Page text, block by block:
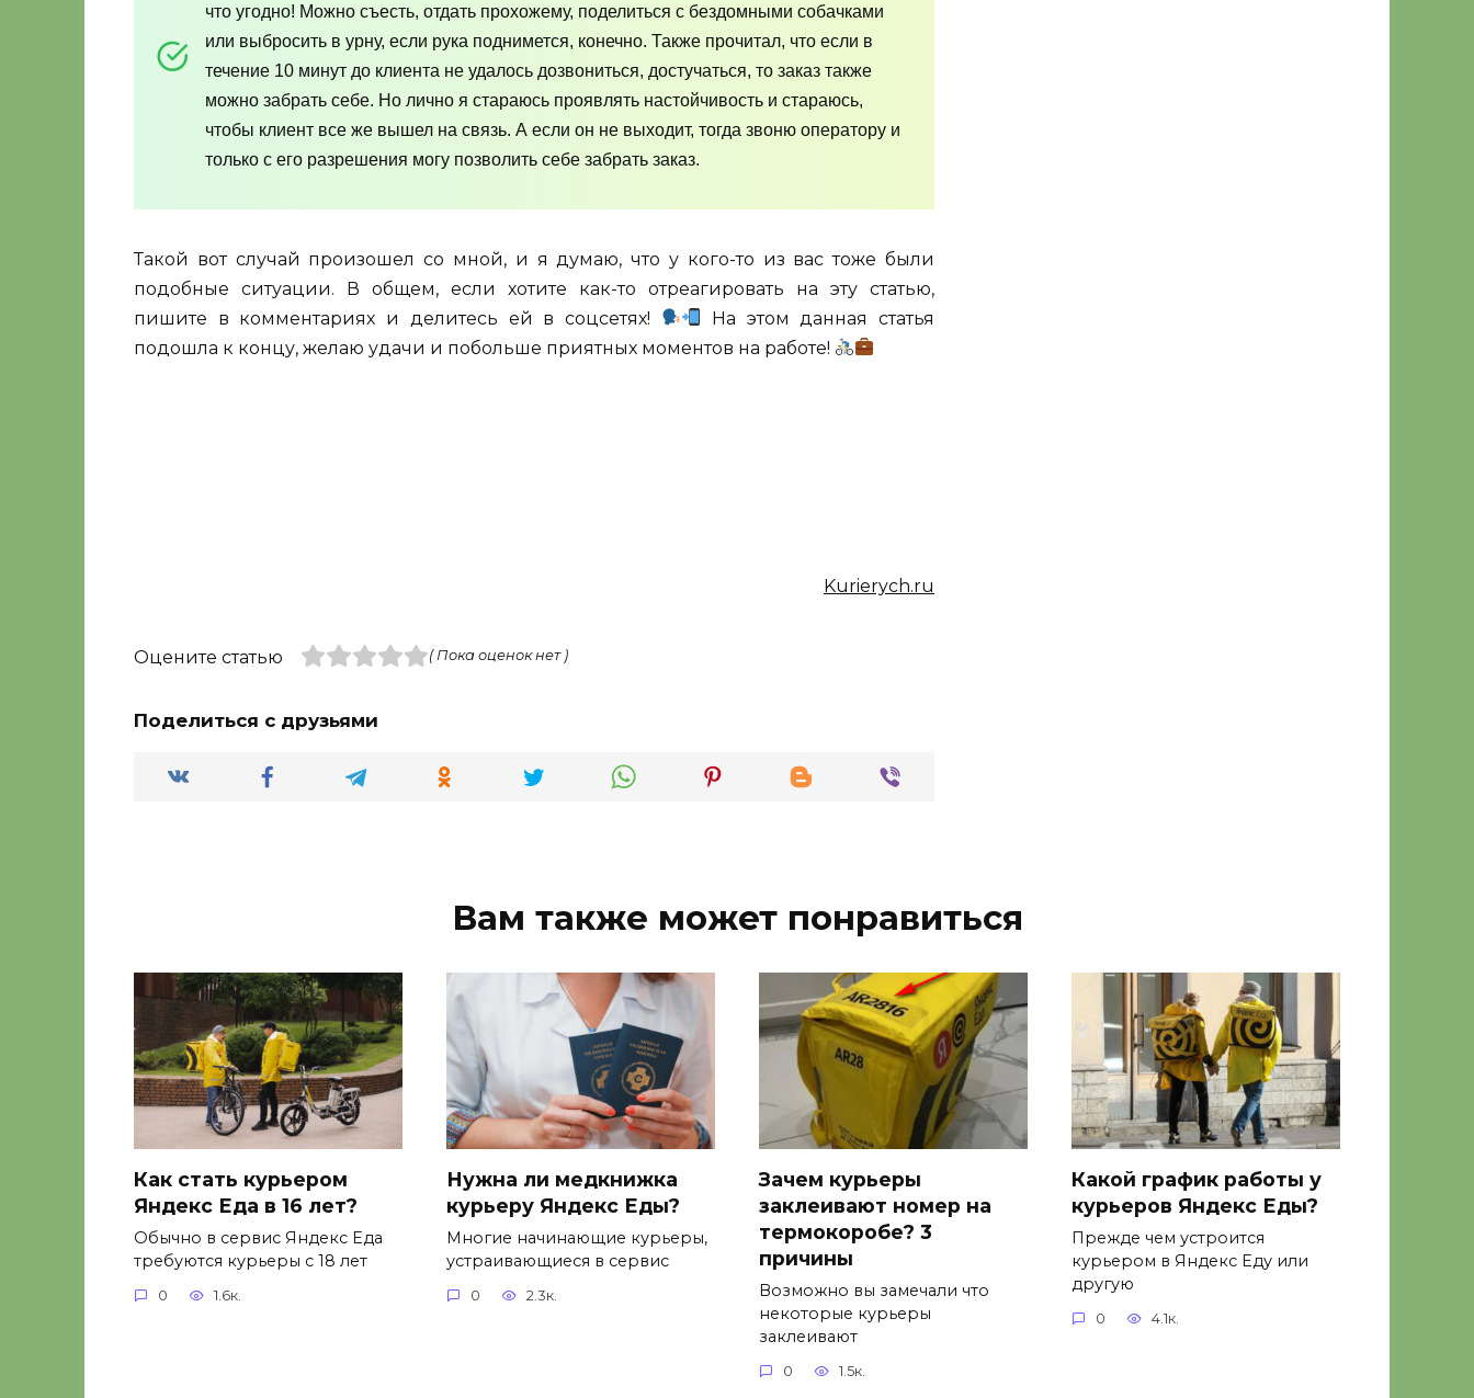
что угодно! Можно съесть, отдать прохожему, поделиться с бездомными собачками
или выбросить в урну, если рука поднимется, конечно. Также прочитал, что если в
течение 10 минут до клиента не удалось дозвониться, достучаться, то заказ также
можно забрать себе. Но лично я стараюсь проявлять настойчивость и стараюсь,
чтобы клиент все же вышел на связь. А если он не выходит, тогда звоню оператору и
только с его разрешения могу позволить себе забрать заказ.
Такой вот случай произошел со мной, и я думаю, что у кого-то из вас тоже были
подобные ситуации. В общем, если хотите как-то отреагировать на эту статью,
пишите в комментариях и делитесь ей в соцсетях!
На этом данная статья
подошла к концу, желаю удачи и побольше приятных моментов на работе!
Kurierych.ru
Оцените статью ( Пока оценок нет )
Поделиться с друзьями
Вам также может понравиться
Как стать курьером
Яндекс Еда в 16 лет?
Обычно в сервис Яндекс Еда
требуются курьеры с 18 лет
0 1.6к.
Нужна ли медкнижка
курьеру Яндекс Еды?
Многие начинающие курьеры,
устраивающиеся в сервис
0 2.3к.
Зачем курьеры
заклеивают номер на
термокоробе? 3
причины
Возможно вы замечали что
некоторые курьеры
заклеивают
0 1.5к.
Какой график работы у
курьеров Яндекс Еды?
Прежде чем устроится
курьером в Яндекс Еду или
другую
0 4.1к.